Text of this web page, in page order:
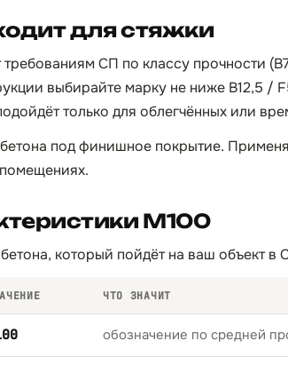
для стяжки
СП по классу прочности
выбирайте марку не ниже B12,5
только для облегчённых или
под финишное покрытие.
М100
который пойдёт на ваш объект в
ЧТО ЗНАЧИТ
обозначение по средней